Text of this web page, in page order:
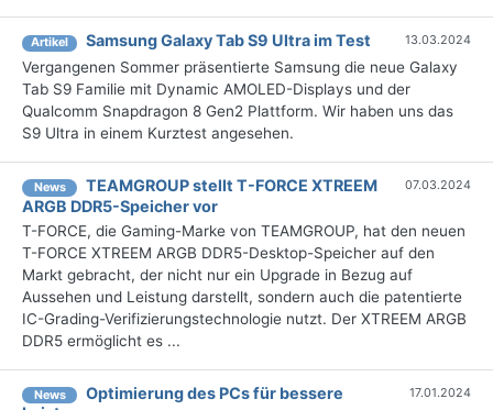
Artikel Samsung Galaxy Tab S9 Ultra im Test 13.03.2024
Vergangenen Sommer präsentierte Samsung die neue Galaxy
Tab S9 Familie mit Dynamic AMOLED-Displays und der
Qualcomm Snapdragon 8 Gen2 Plattform. Wir haben uns das
S9 Ultra in einem Kurztest angesehen.
News
TEAMGROUP stellt T-FORCE XTREEM
ARGB DDR5-Speicher vor
07.03.2024
T-FORCE, die Gaming-Marke von TEAMGROUP, hat den neuen
T-FORCE XTREEM ARGB DDR5-Desktop-Speicher auf den
Markt gebracht, der nicht nur ein Upgrade in Bezug auf
Aussehen und Leistung darstellt, sondern auch die patentierte
IC-Grading-Verifizierungstechnologie nutzt. Der XTREEM ARGB
DDR5 ermöglicht es ...
News
Optimierung des PCs für bessere
17.01.2024